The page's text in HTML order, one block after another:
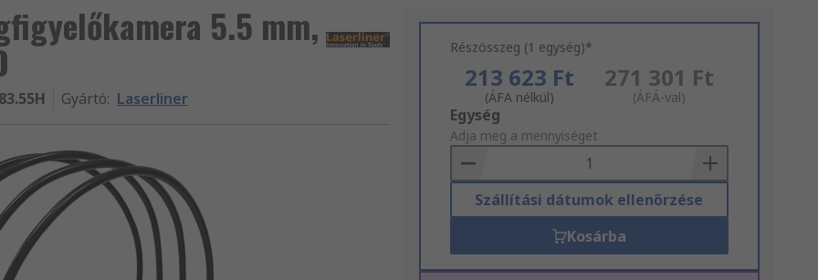
5.5 mm,
Gyártó: Laserliner
Részösszeg (1 egység)*
213 623 Ft
(ÁFA nélkül)
271 301 Ft
(ÁFÁ-val)
Add
to
Basket
Egység
Adja meg a mennyiséget
Szállítási dátumok ellenőrzése
Kosárba